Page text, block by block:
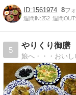
1561974 8
週間IN:252 週間OUT:
5
やりくり御膳